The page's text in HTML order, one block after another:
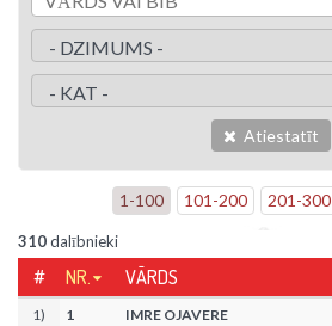
Atiestatīt
1-100 101-200 201-300
310dalībnieki
# NR. VĀRDS
1) 1
IMRE OJAVERE